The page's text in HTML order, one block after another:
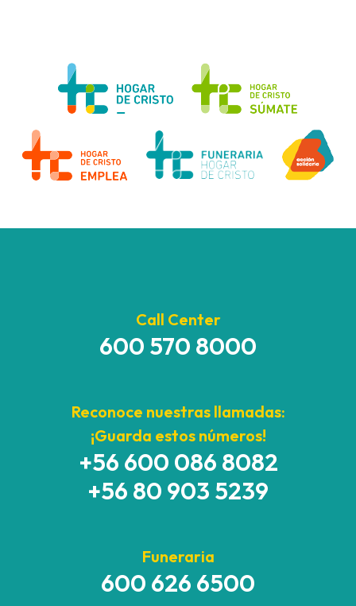
Call Center
600 570 8000
Reconoce nuestras llamadas:
¡Guarda estos números!
+56 600 086 8082
+56 80 903 5239
Funeraria
600 626 6500